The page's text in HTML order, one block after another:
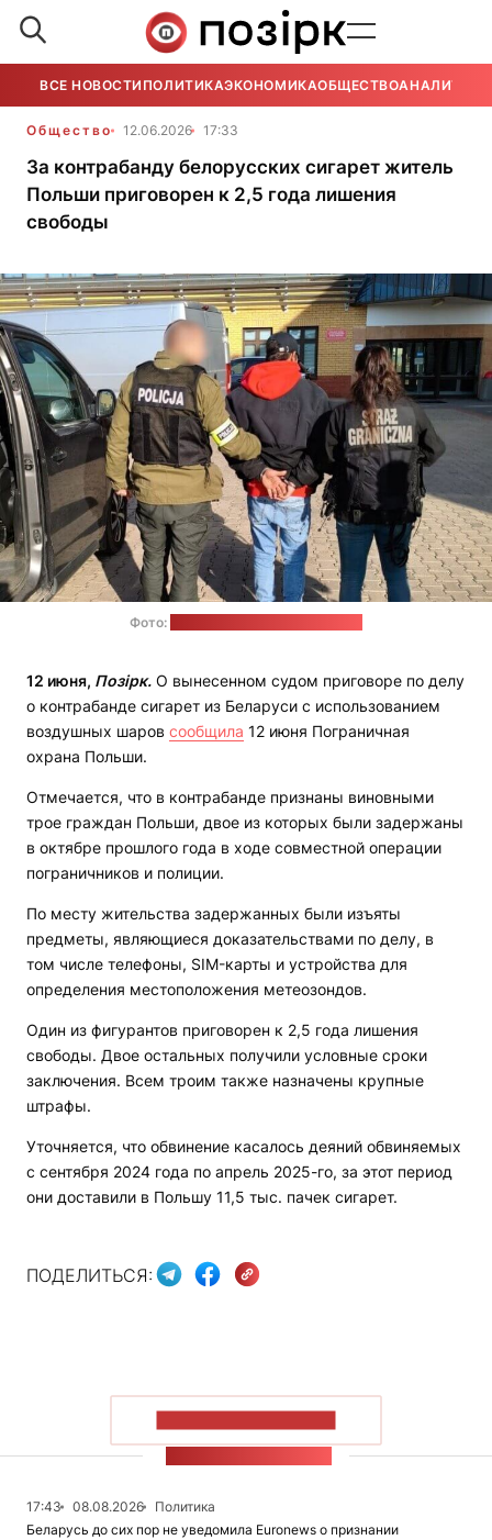
ВСЕ НОВОСТИ ПОЛИТИКАЭКОНОМИКАОБЩЕСТВОАНАЛИТИКА
Общество 12.06.2026 17:33
За контрабанду белорусских сигарет житель
Польши приговорен к 2,5 года лишения
свободы
Фото:
12 июня, Позірк. О вынесенном судом приговоре по делу
о контрабанде сигарет из Беларуси с использованием
воздушных шаров сообщила 12 июня Пограничная
охрана Польши.
Отмечается, что в контрабанде признаны виновными
трое граждан Польши, двое из которых были задержаны
в октябре прошлого года в ходе совместной операции
пограничников и полиции.
По месту жительства задержанных были изъяты
предметы, являющиеся доказательствами по делу, в
том числе телефоны, SIM-карты и устройства для
определения местоположения метеозондов.
Один из фигурантов приговорен к 2,5 года лишения
свободы. Двое остальных получили условные сроки
заключения. Всем троим также назначены крупные
штрафы.
Уточняется, что обвинение касалось деяний обвиняемых
с сентября 2024 года по апрель 2025-го, за этот период
они доставили в Польшу 11,5 тыс. пачек сигарет.
ПОДЕЛИТЬСЯ:
17:43 08.08.2026
Политика
Беларусь до сих пор не уведомила Euronews о признании